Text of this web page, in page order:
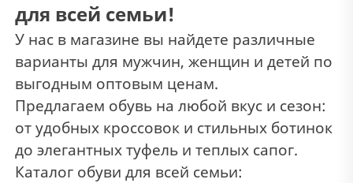
для всей семьи!
У нас в магазине вы найдете различные
варианты для мужчин, женщин и детей по
выгодным оптовым ценам.
Предлагаем обувь на любой вкус и сезон:
от удобных кроссовок и стильных ботинок
до элегантных туфель и теплых сапог.
Каталог обуви для всей семьи: